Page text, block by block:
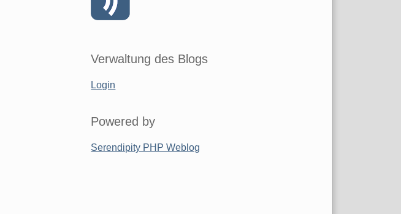
Verwaltung des Blogs
Login
Powered by
Serendipity PHP Weblog